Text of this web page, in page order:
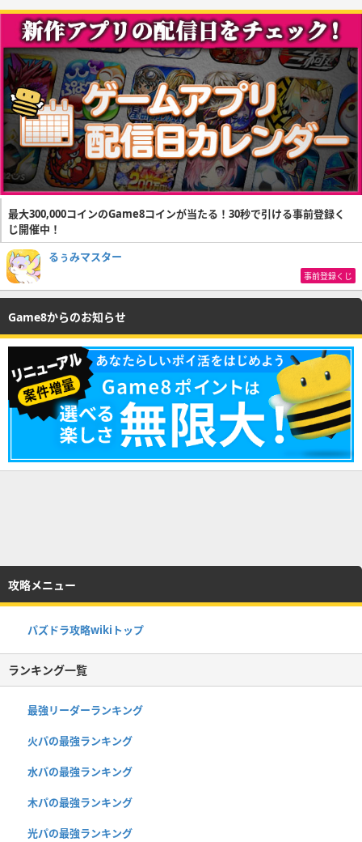
最大300,000コインのGame8コインが当たる！30秒で引ける事前登録く
じ開催中！
るぅみマスター
事前登録くじ
Game8からのお知らせ
攻略メニュー
パズドラ攻略wikiトップ
ランキング一覧
最強リーダーランキング
火パの最強ランキング
水パの最強ランキング
木パの最強ランキング
光パの最強ランキング